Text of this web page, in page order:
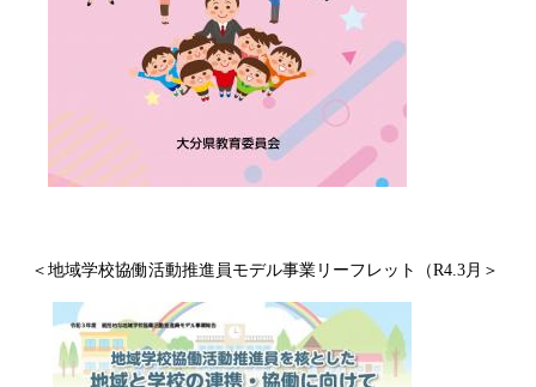
＜地域学校協働活動推進員モデル事業リーフレット（R4.3月＞